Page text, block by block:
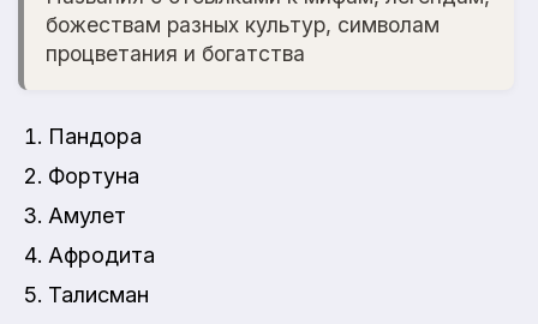
божествам разных культур, символам
процветания и богатства
Пандора
Фортуна
Амулет
Афродита
Талисман